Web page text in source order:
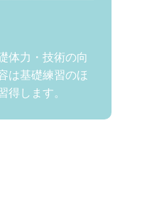
体力・技術の向
は基礎練習のほ
得します。